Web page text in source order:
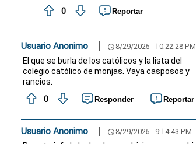
0
Reportar
Usuario Anonimo schedule 8/29/2025 - 10:22:28 PM
El que se burla de los católicos y la lista del
colegio católico de monjas. Vaya casposos y
rancios.
0
Responder Reportar
Usuario Anonimo schedule 8/29/2025 - 9:14:43 PM